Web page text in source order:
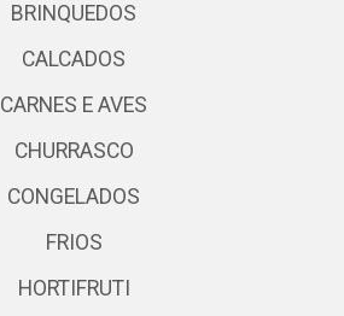
BRINQUEDOS
CALCADOS
CARNES E AVES
CHURRASCO
CONGELADOS
FRIOS
HORTIFRUTI